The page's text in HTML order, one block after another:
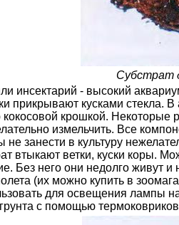
Субстрат
инсектарий - высокий
прикрывают кусками
крошкой. Некоторые
измельчить. Все
занести в культуру
втыкают ветки, куски
Без него они недолго живут
(их можно купить в
для освещения лампы
с помощью